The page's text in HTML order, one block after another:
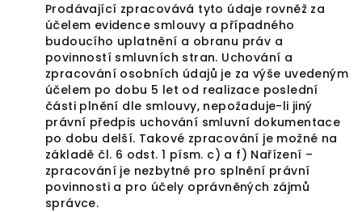
Prodávající zpracovává tyto údaje rovněž za
účelem evidence smlouvy a případného
budoucího uplatnění a obranu práv a
povinností smluvních stran. Uchování a
zpracování osobních údajů je za výše uvedeným
účelem po dobu 5 let od realizace poslední
části plnění dle smlouvy, nepožaduje-li jiný
právní předpis uchování smluvní dokumentace
po dobu delší. Takové zpracování je možné na
základě čl. 6 odst. 1 písm. c) a f) Nařízení –
zpracování je nezbytné pro splnění právní
povinnosti a pro účely oprávněných zájmů
správce.